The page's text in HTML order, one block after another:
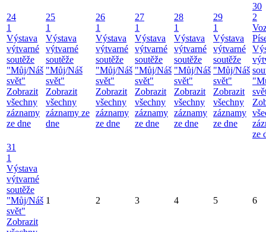
24
1
Výstava
výtvarné
soutěže
"Můj/Náš
svět"
Zobrazit
všechny
záznamy
ze dne
25
1
Výstava
výtvarné
soutěže
"Můj/Náš
svět"
Zobrazit
všechny
záznamy ze
dne
26
1
Výstava
výtvarné
soutěže
"Můj/Náš
svět"
Zobrazit
všechny
záznamy
ze dne
27
1
Výstava
výtvarné
soutěže
"Můj/Náš
svět"
Zobrazit
všechny
záznamy
ze dne
28
1
Výstava
výtvarné
soutěže
"Můj/Náš
svět"
Zobrazit
všechny
záznamy
ze dne
29
1
Výstava
výtvarné
soutěže
"Můj/Náš
svět"
Zobrazit
všechny
záznamy
ze dne
30
2
ze
31
1
Výstava
výtvarné
soutěže
"Můj/Náš
svět"
Zobrazit
1 2 3 4 5 6